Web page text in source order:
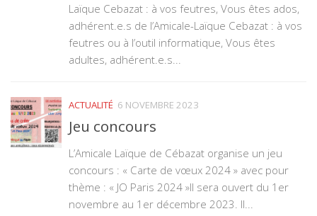
Laïque Cebazat : à vos feutres, Vous êtes ados,
adhérent.e.s de l’Amicale-Laïque Cebazat : à vos
feutres ou à l’outil informatique, Vous êtes
adultes, adhérent.e.s...
ACTUALITÉ 6 NOVEMBRE 2023
Jeu concours
L’Amicale Laïque de Cébazat organise un jeu
concours : « Carte de vœux 2024 » avec pour
thème : « JO Paris 2024 »Il sera ouvert du 1er
novembre au 1er décembre 2023. Il...